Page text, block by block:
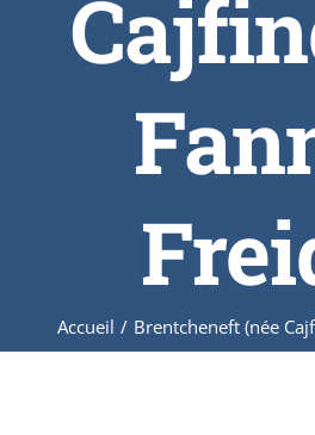
Accueil / Brentcheneft (née